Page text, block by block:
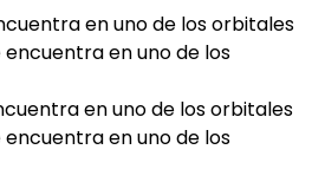
en uno de los orbitales
en uno de los
en uno de los orbitales
en uno de los